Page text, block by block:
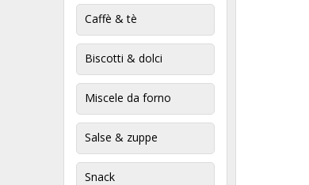
Caffè & tè
Biscotti & dolci
Miscele da forno
Salse & zuppe
Snack